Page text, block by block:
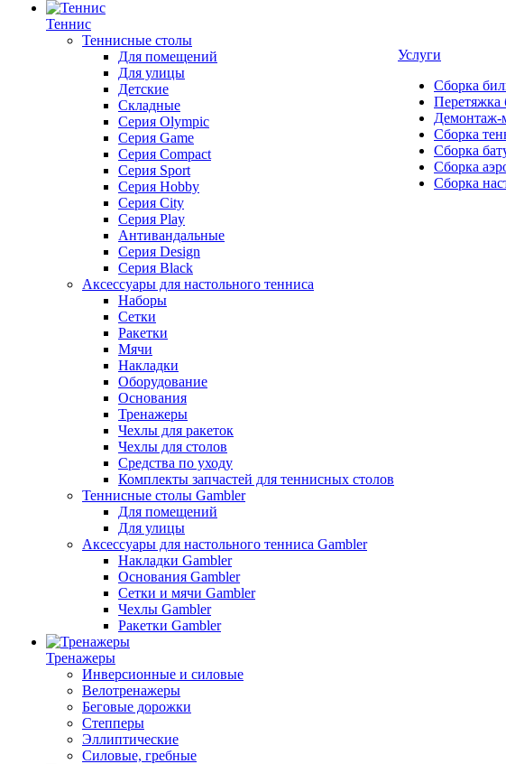
Теннис
Теннисные столы
Для помещений
Для улицы
Детские
Складные
Серия Olympic
Серия Game
Серия Compact
Серия Sport
Серия Hobby
Серия City
Серия Play
Антивандальные
Серия Design
Серия Black
Аксессуары для настольного тенниса
Наборы
Сетки
Ракетки
Мячи
Накладки
Оборудование
Основания
Тренажеры
Чехлы для ракеток
Чехлы для столов
Средства по уходу
Комплекты запчастей для теннисных столов
Теннисные столы Gambler
Для помещений
Для улицы
Аксессуары для настольного тенниса Gambler
Накладки Gambler
Основания Gambler
Сетки и мячи Gambler
Чехлы Gambler
Ракетки Gambler
Тренажеры
Инверсионные и силовые
Велотренажеры
Беговые дорожки
Степперы
Эллиптические
Силовые, гребные
Услуги
Сборка
Перетяжка
Демонтаж-
Сборка
Сборка
Сборка
Сборка